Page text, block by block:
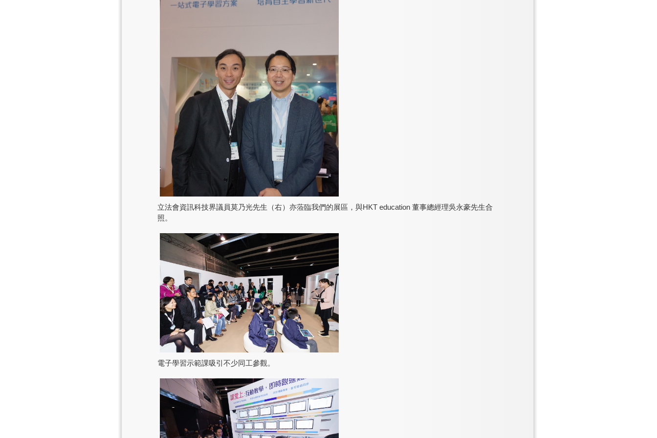
立法會資訊科技界議員莫乃光先生（右）亦蒞臨我們的展區，與HKT education 董事總經理吳永豪先生合
照。
電子學習示範課吸引不少同工參觀。